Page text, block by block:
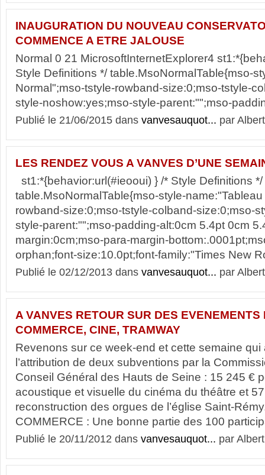
INAUGURATION DU NOUVEAU
COMMENCE A ETRE JALOUSE
Normal 0 21 MicrosoftInternetExplorer4
Style Definitions */ table.MsoNormalTable{mso-
Normal";mso-tstyle-rowband-size:0;mso-tstyle-
style-noshow:yes;mso-style-parent:"";mso-
Publié le 21/06/2015 dans vanvesauquot... par
LES RENDEZ VOUS A VANVES D’UNE
st1:*{behavior:url(#ieooui) } /* Style Definitions */
table.MsoNormalTable{mso-style-
rowband-size:0;mso-tstyle-colband-size:0;mso-
style-parent:"";mso-padding-alt:0cm 5.4pt 0cm
margin:0cm;mso-para-margin-
orphan;font-size:10.0pt;font-family:"Times New
Publié le 02/12/2013 dans vanvesauquot... par
A VANVES RETOUR SUR DES EVENEMENTS
COMMERCE, CINE, TRAMWAY
Revenons sur ce week-end et cette semaine qui
l’attribution de deux subventions par la
Conseil Général des Hauts de Seine : 15 245 €
acoustique et visuelle du cinéma du théâtre et
reconstruction des orgues de l’église Saint-
COMMERCE : Une bonne partie des 100
Publié le 20/11/2012 dans vanvesauquot... par